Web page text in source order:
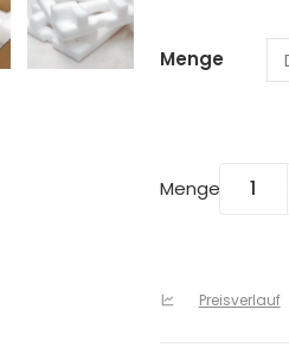
Menge
Menge
Preisverlauf